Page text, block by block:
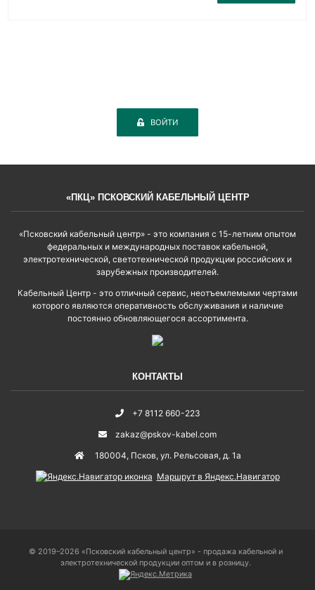
ВОЙТИ
«ПКЦ» ПСКОВСКИЙ КАБЕЛЬНЫЙ ЦЕНТР
«Псковский кабельный центр» - это компания с 15-летним опытом
федеральных и международных поставок кабельной,
электротехнической, светотехнической продукции российских и
зарубежных производителей.
Кабельный Центр - это отличный сервис, неотъемлемыми чертами
которого являются оперативность обслуживания и наличие
постоянно обновляющегося ассортимента.
КОНТАКТЫ
+7 8112 660-223
zakaz@pskov-kabel.com
180004, Псков, ул. Рельсовая, д. 1а
Маршрут в Яндекс.Навигатор
© 2019–2026 «Псковский кабельный центр» - продажа кабельной и
электротехнической продукции оптом и в розницу.